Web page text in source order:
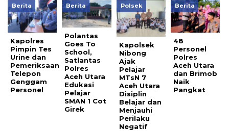
Berita
Kapolres
Pimpin Tes
Urine dan
Pemeriksaan
Telepon
Genggam
Personel
Berita
Polantas
Goes To
School,
Satlantas
Polres
Aceh Utara
Edukasi
Pelajar
SMAN 1 Cot
Girek
Polsek
Kapolsek
Nibong
Ajak
Pelajar
MTsN 7
Aceh Utara
Disiplin
Belajar dan
Menjauhi
Perilaku
Negatif
Berita
48
Personel
Polres
Aceh Utara
dan Brimob
Naik
Pangkat